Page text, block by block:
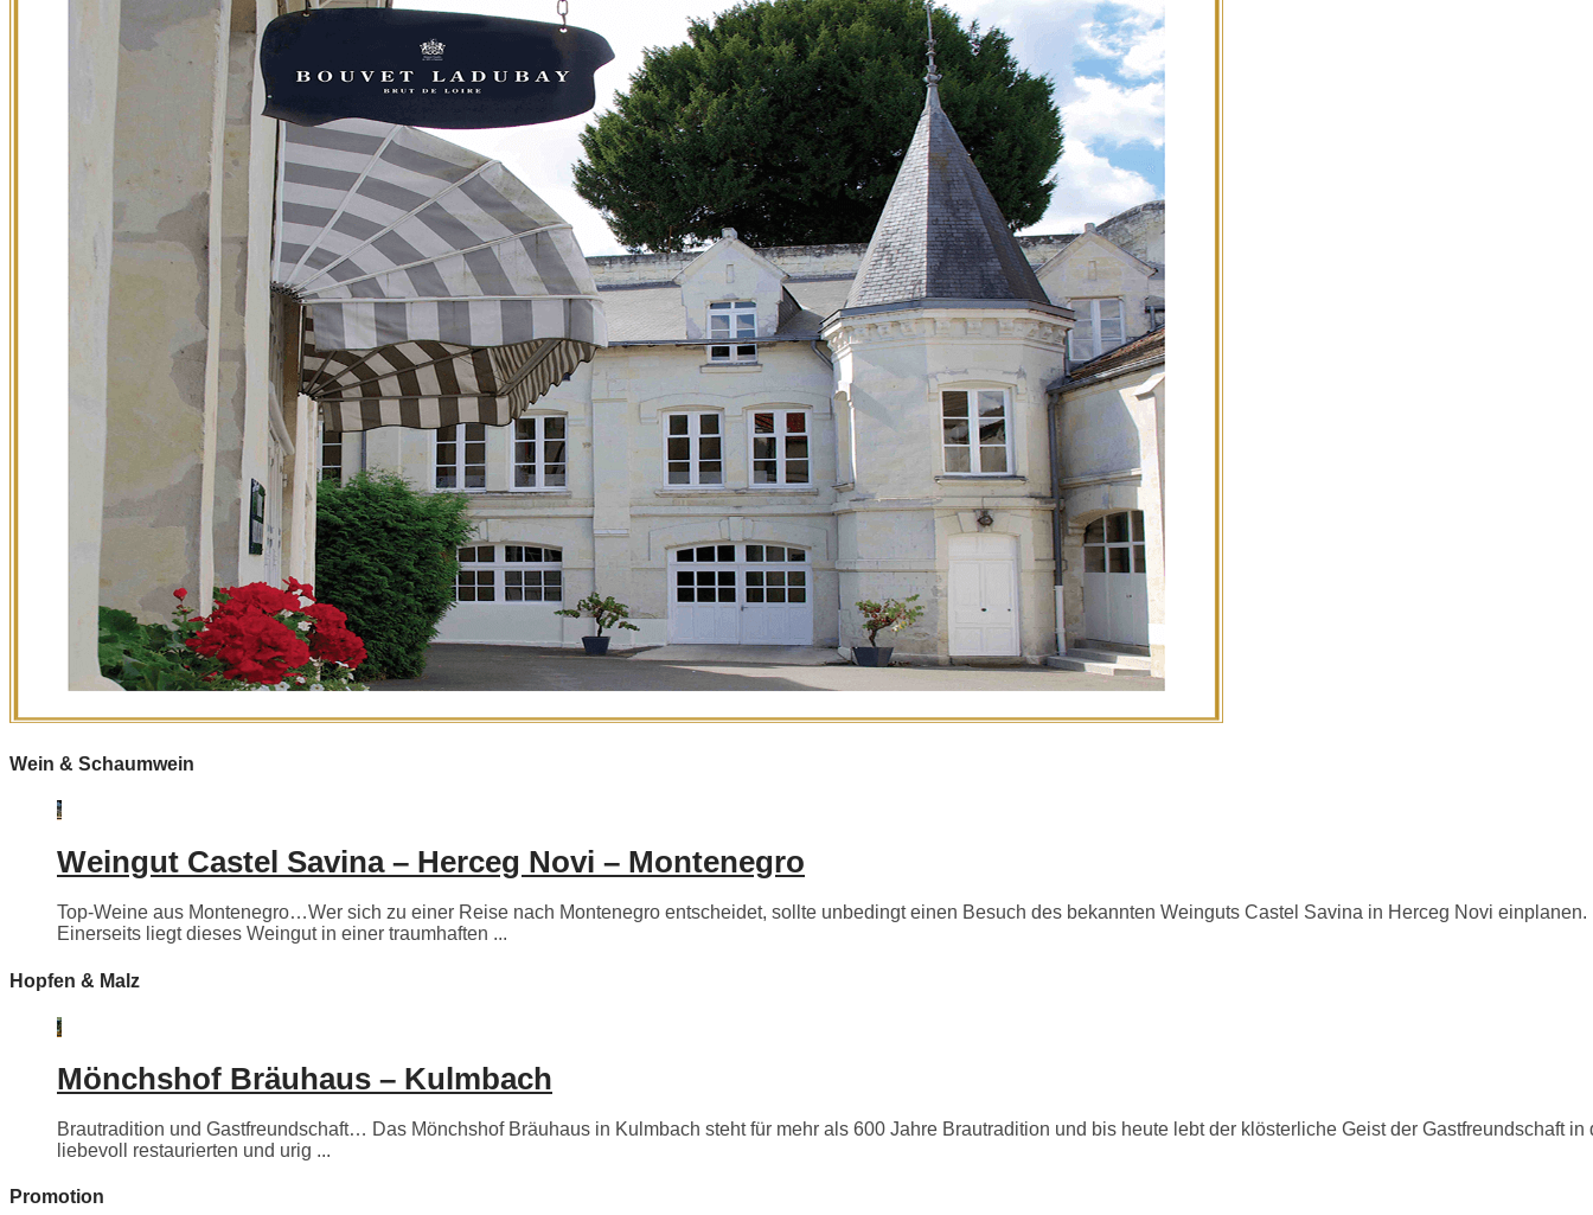
Wein & Schaumwein
Weingut Castel Savina – Herceg Novi – Montenegro
Top-Weine aus Montenegro…Wer sich zu einer Reise nach Montenegro entscheidet, sollte unbedingt einen Besuch des bekannten Weinguts Castel Savina in Herceg Novi einplanen.
Einerseits liegt dieses Weingut in einer traumhaften ...
Hopfen & Malz
Mönchshof Bräuhaus – Kulmbach
Brautradition und Gastfreundschaft… Das Mönchshof Bräuhaus in Kulmbach steht für mehr als 600 Jahre Brautradition und bis heute lebt der klösterliche Geist der Gastfreundschaft in
liebevoll restaurierten und urig ...
Promotion